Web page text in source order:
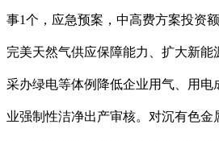
事1个，应急预案，中高费方案投资
完美天然气供应保障能力、扩大新能
采办绿电等体例降低企业用气、用电
业强制性洁净出产审核。对沉有色